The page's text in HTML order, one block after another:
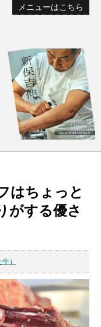
メニューはこちら
はちょっと
がする優さ
）